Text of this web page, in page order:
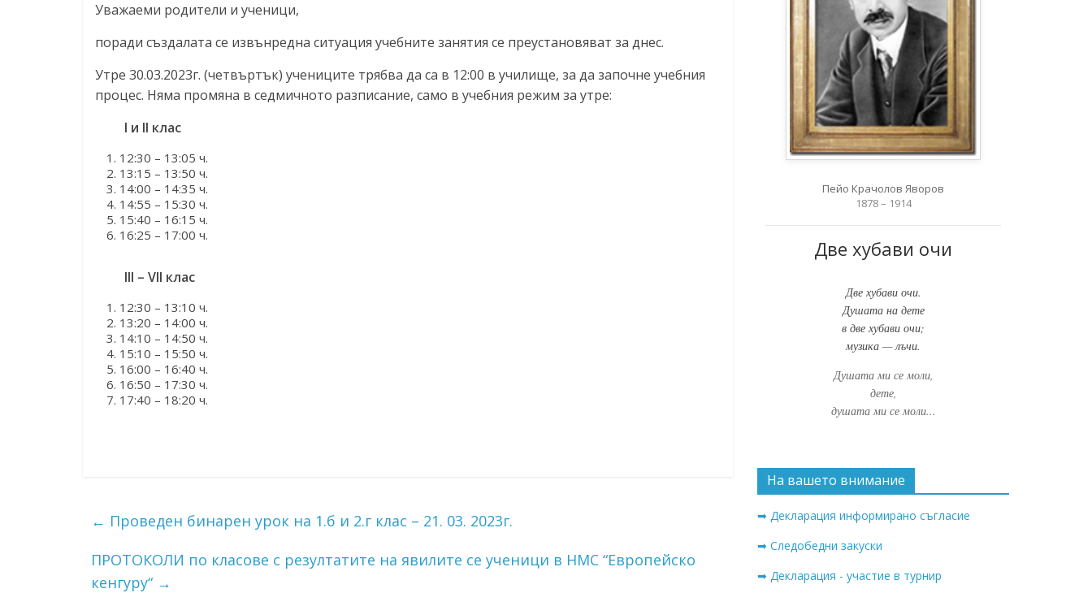
Уважаеми родители и ученици,
поради създалата се извънредна ситуация учебните занятия се преустановяват за днес.
Утре 30.03.2023г. (четвъртък) учениците трябва да са в 12:00 в училище, за да започне учебния
процес. Няма промяна в седмичното разписание, само в учебния режим за утре:
I и II клас
12:30 – 13:05 ч.
13:15 – 13:50 ч.
14:00 – 14:35 ч.
14:55 – 15:30 ч.
15:40 – 16:15 ч.
16:25 – 17:00 ч.
III – VII клас
12:30 – 13:10 ч.
13:20 – 14:00 ч.
14:10 – 14:50 ч.
15:10 – 15:50 ч.
16:00 – 16:40 ч.
16:50 – 17:30 ч.
17:40 – 18:20 ч.
← Проведен бинарен урок на 1.б и 2.г клас – 21. 03. 2023г.
ПРОТОКОЛИ по класове с резултатите на явилите се ученици в НМС “Европейско
кенгуру“ →
Пейо Крачолов Яворов
1878 – 1914
Две хубави очи
Две хубави очи.
Душата на дете
в две хубави очи;
музика — лъчи.
Душата ми се моли,
дете,
душата ми се моли...
На вашето внимание
➡ Декларация информирано съгласие
➡ Следобедни закуски
➡ Декларация - участие в турнир